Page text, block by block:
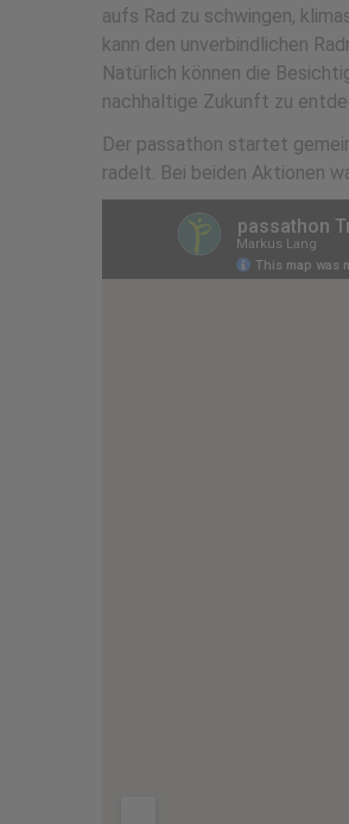
aufs Rad zu schwingen,
kann den unverbindlichen
Natürlich können die
nachhaltige Zukunft zu
Der passathon startet
radelt. Bei beiden Aktionen